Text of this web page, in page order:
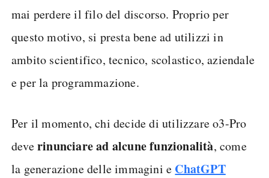
mai perdere il filo del discorso. Proprio per
questo motivo, si presta bene ad utilizzi in
ambito scientifico, tecnico, scolastico, aziendale
e per la programmazione.
Per il momento, chi decide di utilizzare o3-Pro
deverinunciare ad alcune funzionalità, come
la generazione delle immagini e ChatGPT